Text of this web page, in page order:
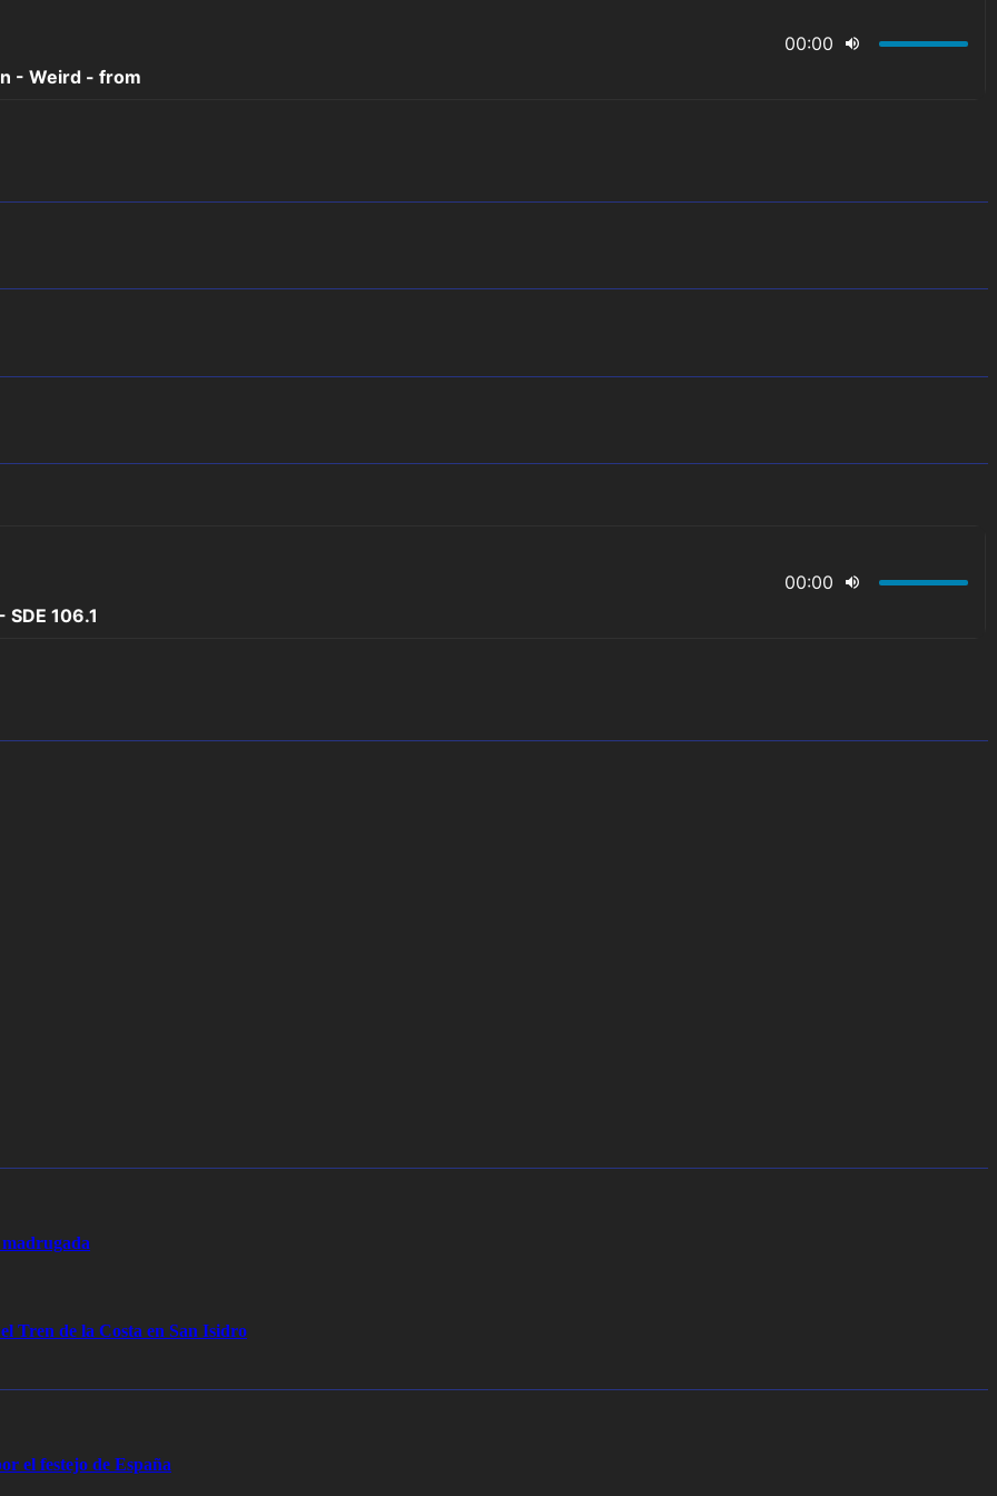
Tren de la Costa en San Isidro
el festejo de España